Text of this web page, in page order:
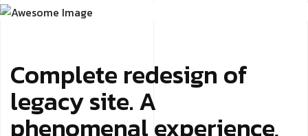
Complete redesign of
legacy site. A
phenomenal experience,